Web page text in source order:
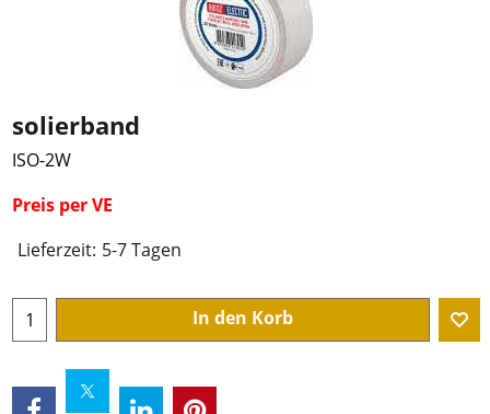
solierband
ISO-2W
Preis per VE
Lieferzeit: 5-7 Tagen
In den Korb